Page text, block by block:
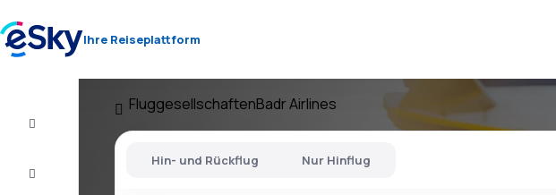
Ihre Reiseplattform
FluggesellschaftenBadr Airlines
Hin- und Rückflug Nur Hinflug